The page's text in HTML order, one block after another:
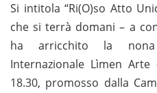
Si intitola “Ri(O)so Atto
che si terrà domani – a
ha arricchito la
Internazionale Lìmen
18.30, promosso dalla